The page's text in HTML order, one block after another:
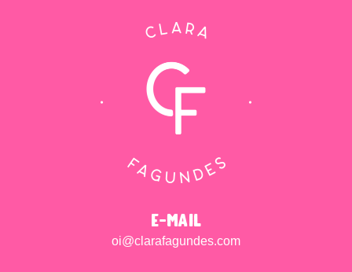
e-mail
oi@clarafagundes.com